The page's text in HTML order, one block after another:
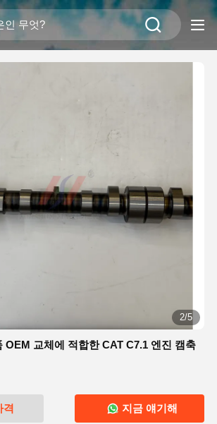
2/5
OEM 교체에 적합한 CAT C7.1 엔진 캠축
격 지금 얘기해